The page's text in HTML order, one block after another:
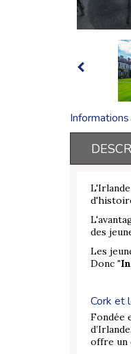
des
Les
Donc
Cork et
Fondée
offre un